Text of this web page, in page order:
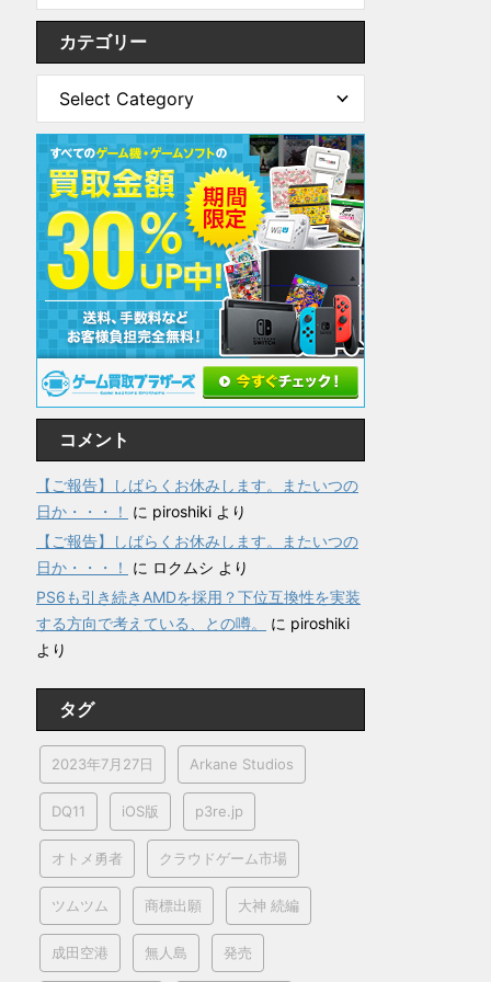
カテゴリー
コメント
【ご報告】しばらくお休みします。またいつの
日か・・・！
に piroshiki より
【ご報告】しばらくお休みします。またいつの
日か・・・！
に ロクムシ より
PS6も引き続きAMDを採用？下位互換性を実装
する方向で考えている、との噂。
に piroshiki
より
タグ
2023年7月27日 Arkane Studios
DQ11 iOS版 p3re.jp
オトメ勇者 クラウドゲーム市場
ツムツム 商標出願 大神 続編
成田空港 無人島 発売